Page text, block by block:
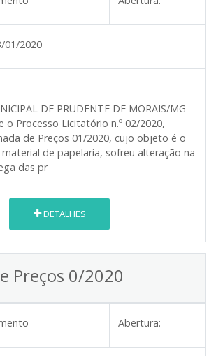
01/2020
DE PRUDENTE DE MORAIS/MG
o Processo Licitatório n.º 02/2020,
de Preços 01/2020, cujo objeto é o
de papelaria, sofreu alteração na
das pr
DETALHES
Preços 0/2020
Abertura: